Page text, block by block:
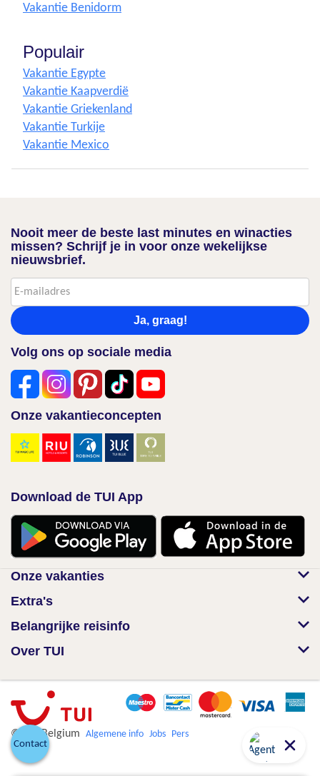
Vakantie Benidorm
Populair
Vakantie Egypte
Vakantie Kaapverdië
Vakantie Griekenland
Vakantie Turkije
Vakantie Mexico
Nooit meer de beste last minutes en winacties
missen? Schrijf je in voor onze wekelijkse
nieuwsbrief.
Ja, graag!
Volg ons op sociale media
Onze vakantieconcepten
Download de TUI App
Onze vakanties
Extra's
Belangrijke reisinfo
Over TUI
© TUI Belgium Algemene info Jobs Pers
Contact